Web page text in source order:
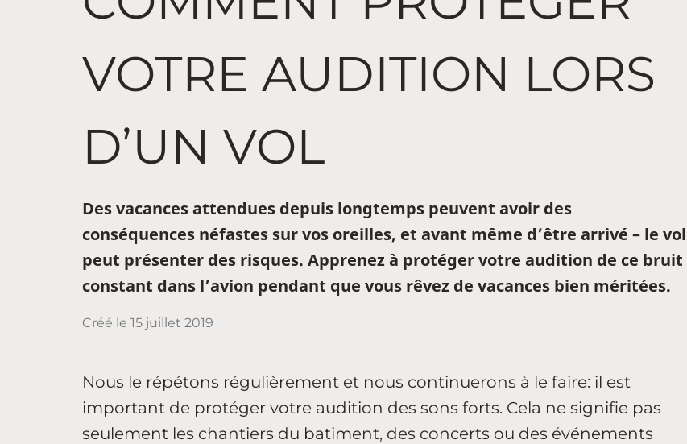
VOTRE AUDITION LORS
D’UN VOL
Des vacances attendues depuis longtemps peuvent avoir des
conséquences néfastes sur vos oreilles, et avant même d’être arrivé – le vol
peut présenter des risques. Apprenez à protéger votre audition de ce bruit
constant dans l’avion pendant que vous rêvez de vacances bien méritées.
Créé le 15 juillet 2019
Nous le répétons régulièrement et nous continuerons à le faire: il est
important de protéger votre audition des sons forts. Cela ne signifie pas
seulement les chantiers du batiment, des concerts ou des événements